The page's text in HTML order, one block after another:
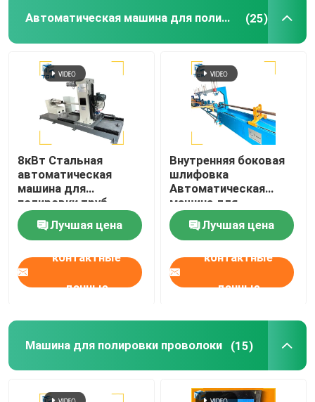
Автоматическая машина для полировки труб (25)
8кВт Стальная
автоматическая
машина для
полировки труб
Лучшая цена
контактные
данные
Внутренняя боковая
шлифовка
Автоматическая
машина для
полировки Стальная
однотрубная
шлифовка
Лучшая цена
контактные
данные
Машина для полировки проволоки (15)